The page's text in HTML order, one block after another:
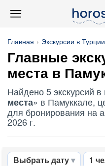
Главная Экскурсии в Турции
Главные
места в
Найдено 5 экскурсий в
места» в Памуккале,
для бронирования на
2026 г.
Выбрать дату 1